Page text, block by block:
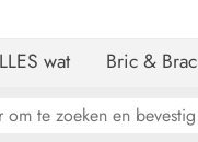
wat Bric & Brac